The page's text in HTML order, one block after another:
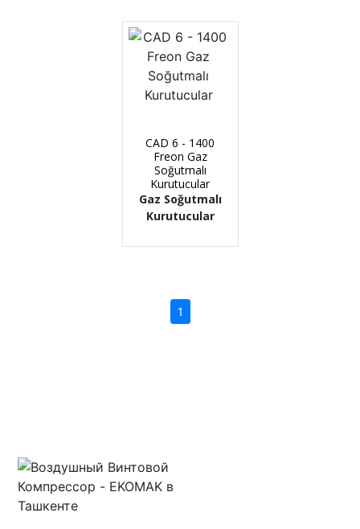
CAD 6 - 1400
Freon Gaz
Soğutmalı
Kurutucular
Gaz Soğutmalı
Kurutucular
1